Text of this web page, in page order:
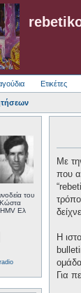
Ετικέτες
του
Κώστα
Ελ
Με
που
Η
Για